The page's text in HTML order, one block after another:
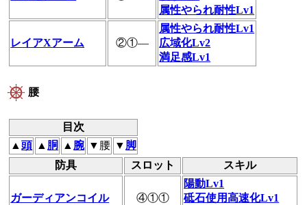
属性やられ耐性Lv1
レイアXアーム ②①―
属性やられ耐性Lv1
広域化Lv2
満足感Lv1
腰
目次
▲頭 ▲ 胴 ▲ 腕 ▼腰 ▼ 脚
防具
スロット スキル
ガーディアンコイル ④①①
陽動Lv1
砥石使用高速化Lv1